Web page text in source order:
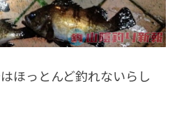
ほっとんど釣れないらし